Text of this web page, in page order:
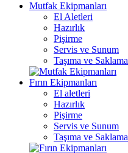
Mutfak Ekipmanları
El Aletleri
Hazırlık
Pişirme
Servis ve Sunum
Taşıma ve Saklama
Fırın Ekipmanları
El aletleri
Hazırlık
Pişirme
Servis ve Sunum
Taşıma ve Saklama